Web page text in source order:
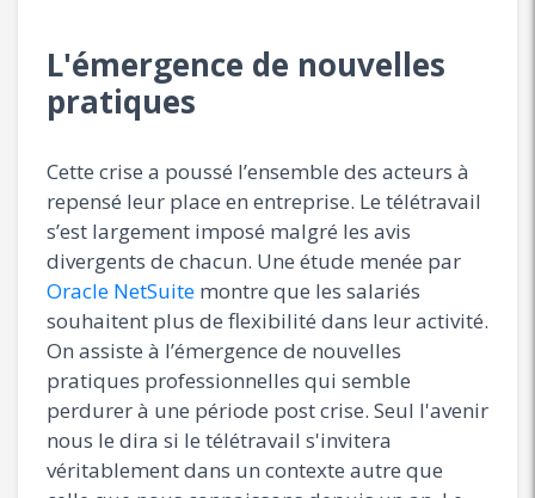
L'émergence de nouvelles
pratiques
Cette crise a poussé l’ensemble des acteurs à
repensé leur place en entreprise. Le télétravail
s’est largement imposé malgré les avis
divergents de chacun. Une étude menée par
Oracle NetSuite montre que les salariés
souhaitent plus de flexibilité dans leur activité.
On assiste à l’émergence de nouvelles
pratiques professionnelles qui semble
perdurer à une période post crise. Seul l'avenir
nous le dira si le télétravail s'invitera
véritablement dans un contexte autre que